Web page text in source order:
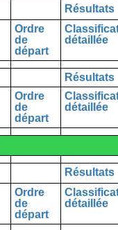
Résultats
Ordre
de
départ
détaillée
Résultats
Ordre
de
départ
détaillée
Résultats
Ordre
de
départ
détaillée